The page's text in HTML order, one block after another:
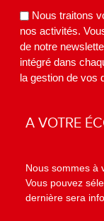
Nous traitons
nos activités.
de notre
intégré dans
la gestion de vos
A VOTRE
Nous sommes à
Vous pouvez
dernière sera